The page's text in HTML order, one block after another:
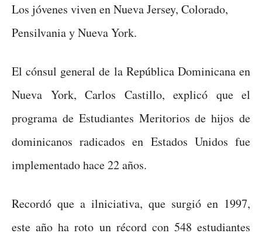
Los jóvenes viven en Nueva Jersey, Colorado,
Pensilvania y Nueva York.
El cónsul general de la República Dominicana en
Nueva York, Carlos Castillo, explicó que el
programa de Estudiantes Meritorios de hijos de
dominicanos radicados en Estados Unidos fue
implementado hace 22 años.
Recordó que a ilniciativa, que surgió en 1997,
este año ha roto un récord con 548 estudiantes